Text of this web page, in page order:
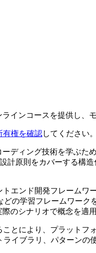
インコースを提供し、
有権を確認してください。
ディング技術を学ぶ
原則をカバーする構
エンド開発フレーム
どの学習フレームワー
のシナリオで概念を適
とにより、プラット
イブラリ、パターン